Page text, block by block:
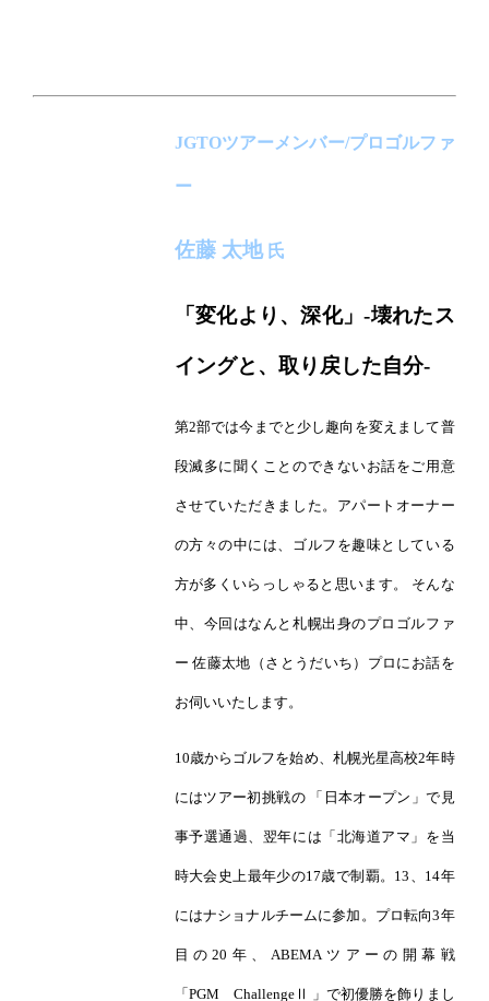
JGTOツアーメンバー/プロゴルファ
ー
佐藤 太地氏
「変化より、深化」‐壊れたス
イングと、取り戻した自分‐
第2部では今までと少し趣向を変えまして普
段滅多に聞くことのできないお話をご用意
させていただきました。アパートオーナー
の方々の中には、ゴルフを趣味としている
方が多くいらっしゃると思います。 そんな
中、今回はなんと札幌出身のプロゴルファ
ー 佐藤太地（さとうだいち）プロにお話を
お伺いいたします。
10歳からゴルフを始め、札幌光星高校2年時
にはツアー初挑戦の 「日本オープン」で見
事予選通過、翌年には「北海道アマ」を当
時大会史上最年少の17歳で制覇。13、14年
にはナショナルチームに参加。プロ転向3年
目の20年、ABEMAツアーの開幕戦
「PGM ChallengeⅡ 」で初優勝を飾りまし